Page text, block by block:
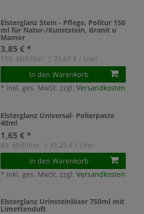
Elsterglanz Stein - Pflege, Politur 150
ml für Natur-/Kunststein, Granit u
Mamor
3,85 € *
150 Milliliter
| 25,67 € / Liter
In den Warenkorb
* inkl. ges. MwSt. zzgl.Versandkosten
Elsterglanz Universal- Polierpaste
40ml
1,65 € *
40 Milliliter
| 41,25 € / Liter
In den Warenkorb
* inkl. ges. MwSt. zzgl.Versandkosten
Elsterglanz Urinsteinlöser 750ml mit
Limettenduft